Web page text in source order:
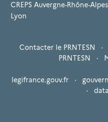
CREPS Auvergne-Rhône-
Lyon
Contacter le PRNTESN ·
PRNTESN
·
legifrance.gouv.fr ·
·